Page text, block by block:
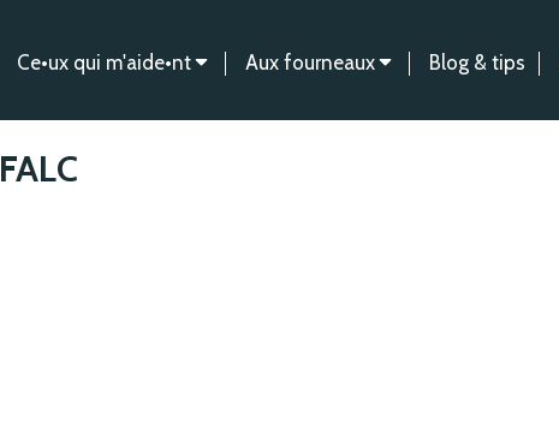
Ce•ux qui m'aide•nt Aux fourneaux Blog & tips
FALC